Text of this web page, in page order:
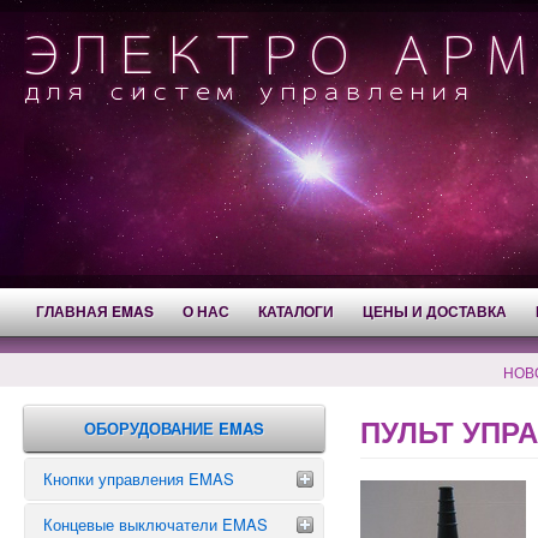
ГЛАВНАЯ EMAS О НАС КАТАЛОГИ ЦЕНЫ И ДОСТАВКА
ОБОРУДОВАНИЕ EMAS
Кнопки управления EMAS
Аварийные кнопки
Концевые выключатели EMAS
ПУЛЬТ